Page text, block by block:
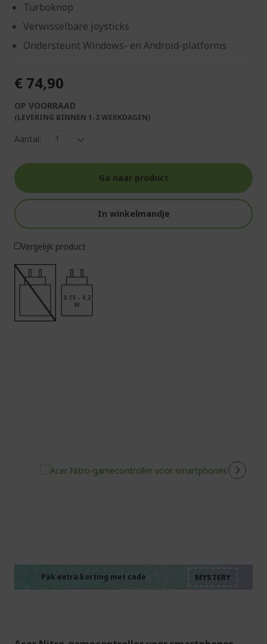
Turboknop
Verwisselbare joysticks
Ondersteunt Windows- en Android-platforms
€ 74,90
OP VOORRAAD
(LEVERING BINNEN 1-3 WERKDAGEN)
Aantal:
Ga naar product
In winkelmandje
Vergelijk product
0.15 - 4.2
W
Pak extra korting met code